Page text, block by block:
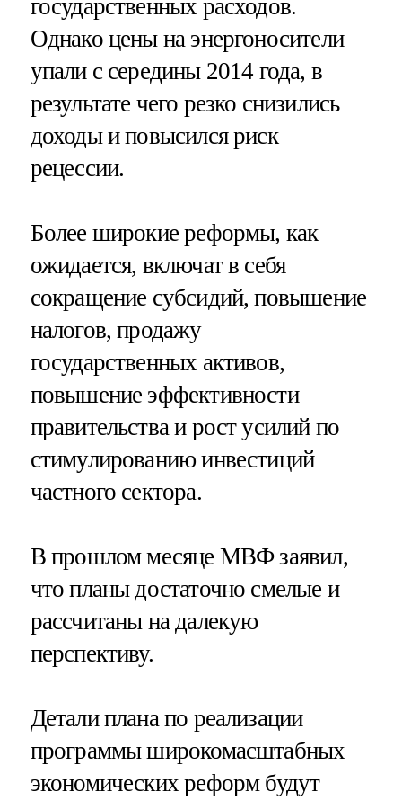
государственных расходов.
Однако цены на энергоносители
упали с середины 2014 года, в
результате чего резко снизились
доходы и повысился риск
рецессии.
Более широкие реформы, как
ожидается, включат в себя
сокращение субсидий, повышение
налогов, продажу
государственных активов,
повышение эффективности
правительства и рост усилий по
стимулированию инвестиций
частного сектора.
В прошлом месяце МВФ заявил,
что планы достаточно смелые и
рассчитаны на далекую
перспективу.
Детали плана по реализации
программы широкомасштабных
экономических реформ будут